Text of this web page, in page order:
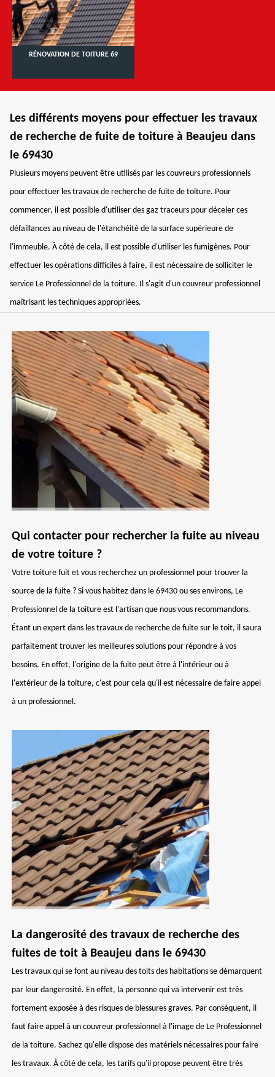
RÉNOVATION DE TOITURE 69
Les différents moyens pour effectuer les travaux
de recherche de fuite de toiture à Beaujeu dans
le 69430
Plusieurs moyens peuvent être utilisés par les couvreurs professionnels
pour effectuer les travaux de recherche de fuite de toiture. Pour
commencer, il est possible d'utiliser des gaz traceurs pour déceler ces
défaillances au niveau de l'étanchéité de la surface supérieure de
l'immeuble. À côté de cela, il est possible d'utiliser les fumigènes. Pour
effectuer les opérations difficiles à faire, il est nécessaire de solliciter le
service Le Professionnel de la toiture. Il s'agit d'un couvreur professionnel
maîtrisant les techniques appropriées.
Qui contacter pour rechercher la fuite au niveau
de votre toiture ?
Votre toiture fuit et vous recherchez un professionnel pour trouver la
source de la fuite ? Si vous habitez dans le 69430 ou ses environs, Le
Professionnel de la toiture est l'artisan que nous vous recommandons.
Étant un expert dans les travaux de recherche de fuite sur le toit, il saura
parfaitement trouver les meilleures solutions pour répondre à vos
besoins. En effet, l'origine de la fuite peut être à l'intérieur ou à
l'extérieur de la toiture, c'est pour cela qu'il est nécessaire de faire appel
à un professionnel.
La dangerosité des travaux de recherche des
fuites de toit à Beaujeu dans le 69430
Les travaux qui se font au niveau des toits des habitations se démarquent
par leur dangerosité. En effet, la personne qui va intervenir est très
fortement exposée à des risques de blessures graves. Par conséquent, il
faut faire appel à un couvreur professionnel à l'image de Le Professionnel
de la toiture. Sachez qu'elle dispose des matériels nécessaires pour faire
les travaux. À côté de cela, les tarifs qu'il propose peuvent être très